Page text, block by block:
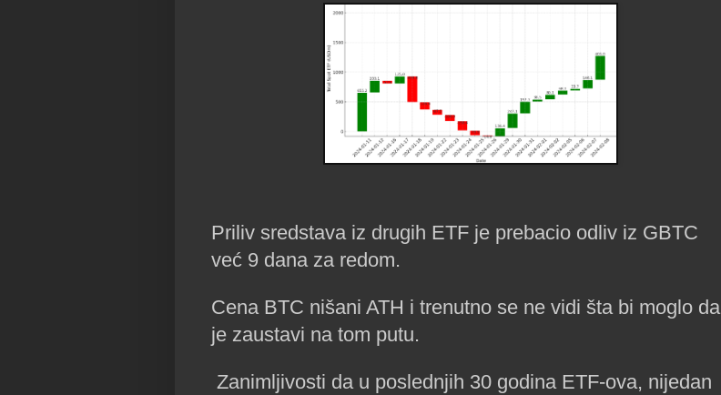
Priliv sredstava iz drugih ETF je prebacio odliv iz GBTC
već 9 dana za redom.
Cena BTC nišani ATH i trenutno se ne vidi šta bi moglo da
je zaustavi na tom putu.
Zanimljivosti da u poslednjih 30 godina ETF-ova, nijedan